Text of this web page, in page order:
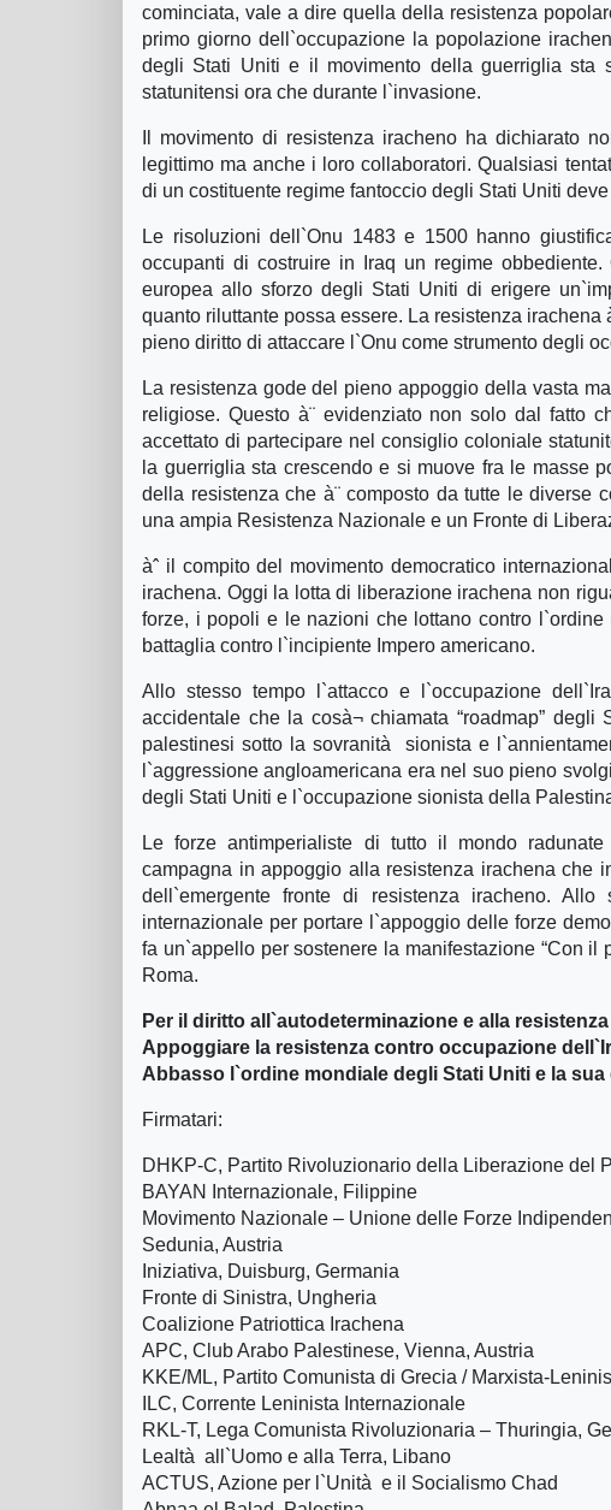
cominciata, vale a dire quella della resistenza
primo giorno dell`occupazione la popolazione
degli Stati Uniti e il movimento della guerriglia sta
statunitensi ora che durante l`invasione.
Il movimento di resistenza iracheno ha dichiarato
legittimo ma anche i loro collaboratori. Qualsiasi
di un costituente regime fantoccio degli Stati Uniti
Le risoluzioni dell`Onu 1483 e 1500 hanno
occupanti di costruire in Iraq un regime
europea allo sforzo degli Stati Uniti di erigere
quanto riluttante possa essere. La resistenza irachena
pieno diritto di attaccare l`Onu come strumento degli
La resistenza gode del pieno appoggio della vasta
religiose. Questo à¨ evidenziato non solo dal fatto
accettato di partecipare nel consiglio coloniale
la guerriglia sta crescendo e si muove fra le masse
della resistenza che à¨ composto da tutte le diverse
una ampia Resistenza Nazionale e un Fronte di
àˆ il compito del movimento democratico
irachena. Oggi la lotta di liberazione irachena non
forze, i popoli e le nazioni che lottano contro
battaglia contro l`incipiente Impero americano.
Allo stesso tempo l`attacco e l`occupazione
accidentale che la cosà¬ chiamata “roadmap”
palestinesi sotto la sovranità sionista e
l`aggressione angloamericana era nel suo pieno
degli Stati Uniti e l`occupazione sionista della
Le forze antimperialiste di tutto il mondo
campagna in appoggio alla resistenza irachena che
dell`emergente fronte di resistenza iracheno.
internazionale per portare l`appoggio delle forze
fa un`appello per sostenere la manifestazione “Con
Roma.
Per il diritto all`autodeterminazione e alla
Appoggiare la resistenza contro occupazione
Abbasso l`ordine mondiale degli Stati Uniti e la
Firmatari:
DHKP-C, Partito Rivoluzionario della Liberazione del
BAYAN Internazionale, Filippine
Movimento Nazionale – Unione delle Forze
Sedunia, Austria
Iniziativa, Duisburg, Germania
Fronte di Sinistra, Ungheria
Coalizione Patriottica Irachena
APC, Club Arabo Palestinese, Vienna, Austria
KKE/ML, Partito Comunista di Grecia / Marxista-
ILC, Corrente Leninista Internazionale
RKL-T, Lega Comunista Rivoluzionaria – Thuringia,
Lealtà all`Uomo e alla Terra, Libano
ACTUS, Azione per l`Unità e il Socialismo Chad